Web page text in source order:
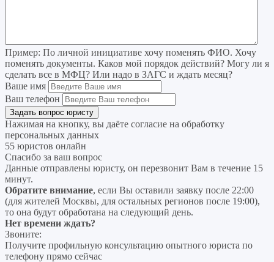
Пример: По личной инициативе хочу поменять ФИО. Хочу
поменять документы. Каков мой порядок действий? Могу ли я
сделать все в МФЦ? Или надо в ЗАГС и ждать месяц?
Ваше имя
Ваш телефон
Нажимая на кнопку, вы даёте согласие на обработку
персональных данных
55 юристов онлайн
Спасибо за ваш вопрос
Данные отправлены юристу, он перезвонит Вам в течение 15
минут.
Обратите внимание, если Вы оставили заявку после 22:00
(для жителей Москвы, для остальных регионов после 19:00),
то она будут обработана на следующий день.
Нет времени ждать?
Звоните:
Получите профильную консультацию опытного юриста по
телефону прямо сейчас